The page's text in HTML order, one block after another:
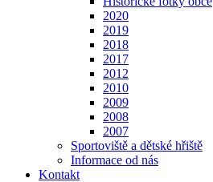
2020
2019
2018
2017
2012
2010
2009
2008
2007
Sportoviště a dětské hřiště
Informace od nás
Kontakt